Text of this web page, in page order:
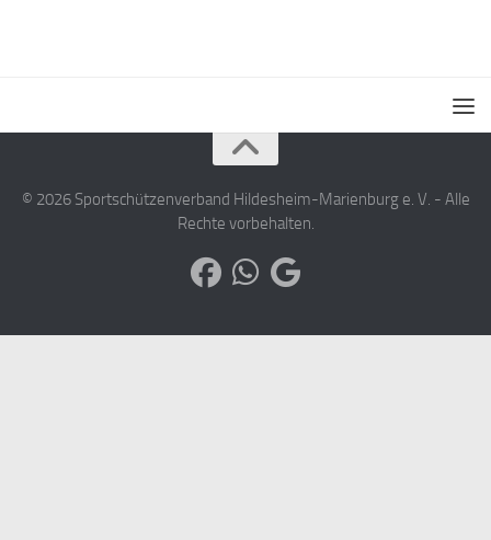
© 2026 Sportschützenverband Hildesheim-Marienburg e. V. - Alle
Rechte vorbehalten.